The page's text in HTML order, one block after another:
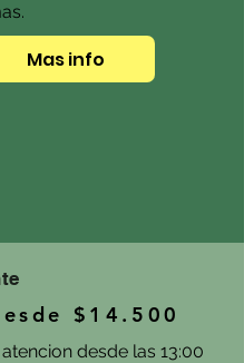
Mas info
$14.500
desde las 13:00